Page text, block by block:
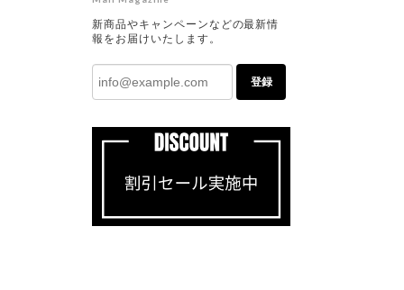
新商品やキャンペーンなどの最新情
報をお届けいたします。
登録